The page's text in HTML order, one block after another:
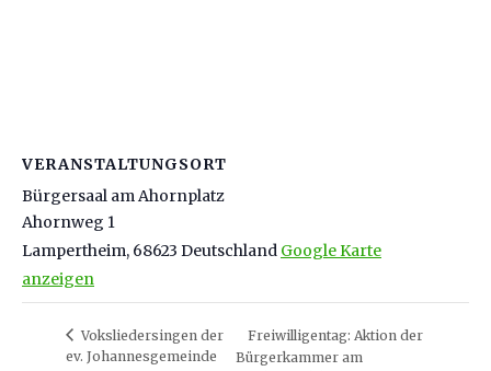
VERANSTALTUNGSORT
Bürgersaal am Ahornplatz
Ahornweg 1
Lampertheim, 68623 Deutschland Google Karte
anzeigen
Voksliedersingen der
ev. Johannesgemeinde
Freiwilligentag: Aktion der
Bürgerkammer am